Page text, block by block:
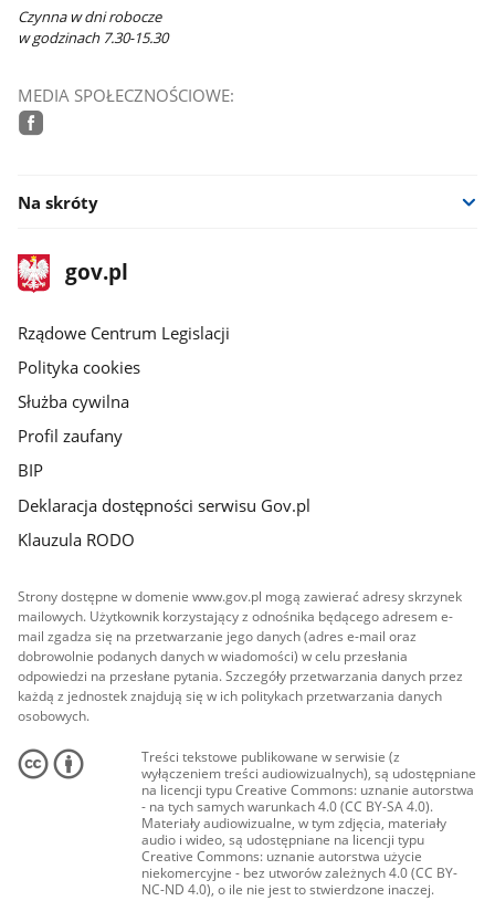
Czynna w dni robocze
w godzinach 7.30-15.30
MEDIA SPOŁECZNOŚCIOWE:
Na skróty
stopka
gov.plStrona
gov.pl
Rządowe Centrum Legislacji
Polityka cookies
Służba cywilna
Profil zaufany
BIP
Deklaracja dostępności serwisu Gov.pl
Klauzula RODO
Strony dostępne w domenie www.gov.pl mogą zawierać adresy skrzynek
mailowych. Użytkownik korzystający z odnośnika będącego adresem e-
mail zgadza się na przetwarzanie jego danych (adres e-mail oraz
dobrowolnie podanych danych w wiadomości) w celu przesłania
odpowiedzi na przesłane pytania. Szczegóły przetwarzania danych przez
każdą z jednostek znajdują się w ich politykach przetwarzania danych
osobowych.
Treści tekstowe publikowane w serwisie (z
wyłączeniem treści audiowizualnych), są udostępniane
na licencji typu Creative Commons: uznanie autorstwa
- na tych samych warunkach 4.0 (CC BY-SA 4.0).
Materiały audiowizualne, w tym zdjęcia, materiały
audio i wideo, są udostępniane na licencji typu
Creative Commons: uznanie autorstwa użycie
niekomercyjne - bez utworów zależnych 4.0 (CC BY-
NC-ND 4.0), o ile nie jest to stwierdzone inaczej.